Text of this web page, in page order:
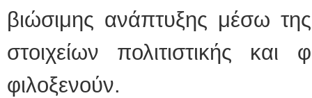
βιώσιμης ανάπτυξης μέσω
στοιχείων πολιτιστικής
φιλοξενούν.